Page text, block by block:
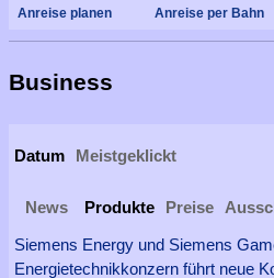
Anreise planen Anreise per Bahn
Business
Datum Meistgeklickt
News Produkte Preise
Siemens Energy und Siemens
Energietechnikkonzern führt neue